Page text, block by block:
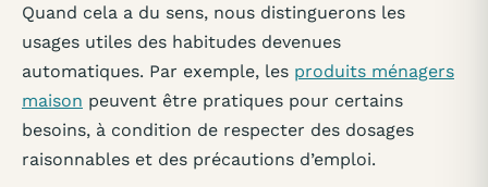
Quand cela a du sens, nous distinguerons les
usages utiles des habitudes devenues
automatiques. Par exemple, les produits ménagers
maison peuvent être pratiques pour certains
besoins, à condition de respecter des dosages
raisonnables et des précautions d’emploi.